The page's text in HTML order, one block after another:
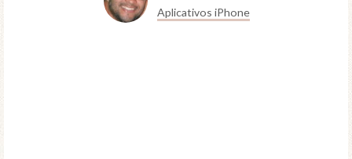
Aplicativos iPhone